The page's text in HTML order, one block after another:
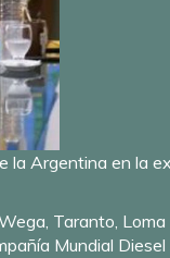
la Argentina en la
Taranto,
Mundial Diesel